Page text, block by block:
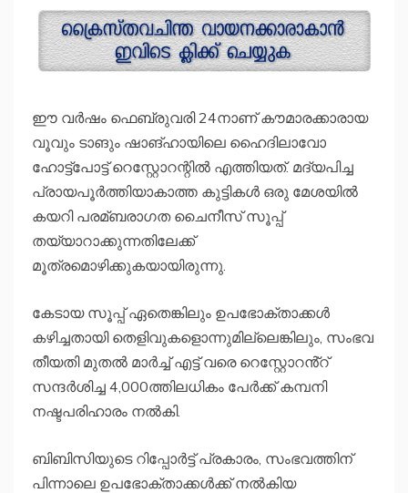
ഈ വർഷം ഫെബ്രുവരി 24നാണ് കൗമാരക്കാരായ
വൂവും ടാങും ഷാങ്ഹായിലെ ഹൈദിലാവോ
ഹോട്ട്‌പോട്ട് റെസ്റ്റോറന്റില്‍ എത്തിയത്. മദ്യപിച്ച
പ്രായപൂർത്തിയാകാത്ത കുട്ടികള്‍ ഒരു മേശയില്‍
കയറി പരമ്ബരാഗത ചൈനീസ് സൂപ്പ്
തയ്യാറാക്കുന്നതിലേക്ക്
മൂത്രമൊഴിക്കുകയായിരുന്നു.
കേടായ സൂപ്പ് ഏതെങ്കിലും ഉപഭോക്താക്കള്‍
കഴിച്ചതായി തെളിവുകളൊന്നുമില്ലെങ്കിലും, സംഭവ
തീയതി മുതല്‍ മാർച്ച്‌ എട്ട് വരെ റെസ്റ്റോറൻ്റ്
സന്ദർശിച്ച 4,000ത്തിലധികം പേർക്ക് കമ്പനി
നഷ്ടപരിഹാരം നല്‍കി.
ബിബിസിയുടെ റിപ്പോർട്ട് പ്രകാരം, സംഭവത്തിന്
പിന്നാലെ ഉപഭോക്താക്കള്‍ക്ക് നല്‍കിയ